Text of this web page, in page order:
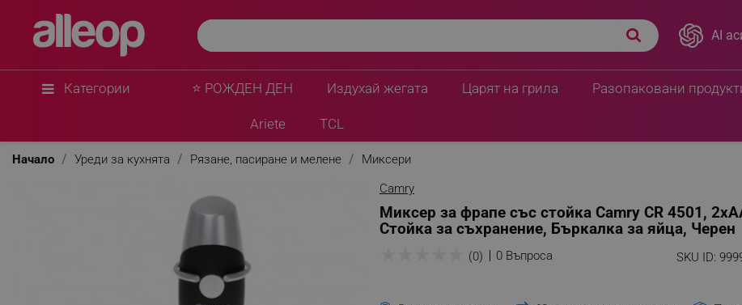
AI
Категории ⭐ РОЖДЕН ДЕН Издухай жегата Царят на грила Разопаковани
Ariete TCL
Начало Уреди за кухнята Рязане, пасиране и мелене
Миксери
Camry
Миксер за фрапе със стойка Camry CR 4501,
Стойка за съхранение, Бъркалка за яйца, Черен
SKU ID:
(0) 0 Въпроса